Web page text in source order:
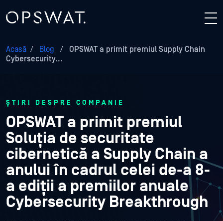
Acasă / Blog /
OPSWAT a primit premiul Supply Chain
Cybersecurity...
ȘTIRI DESPRE COMPANIE
OPSWAT a primit premiul
Soluția de securitate
cibernetică a Supply Chain a
anului în cadrul celei de-a 8-
a ediții a premiilor anuale
Cybersecurity Breakthrough